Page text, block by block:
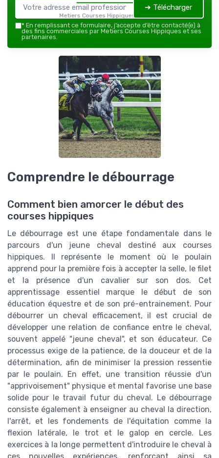
Metiers Courses Hippiques — 2026
➔ Télécharger
* En remplissant ce formulaire, j’accepte d’être contacté(e) à
des fins commerciales par Metiers Courses Hippiques et ses
partenaires.
Comprendre le débourrage
Comment bien amorcer le début des
courses hippiques
Le débourrage est une étape fondamentale dans le
parcours d'un jeune cheval destiné aux courses
hippiques. Il représente le moment où le poulain
apprend pour la première fois à accepter la selle, le filet
et la présence d'un cavalier sur son dos. Cet
apprentissage essentiel marque le début de son
éducation équestre et de son pré-entrainement. Pour
débourrer un cheval efficacement, il est crucial de
développer une relation de confiance entre le cheval,
souvent appelé "jeune cheval", et son éducateur. Ce
processus exige de la patience, de la douceur et de la
détermination, afin de minimiser la pression ressentie
par le poulain. En effet, une transition réussie d'un
"apprivoisement" physique et mental favorise une base
solide pour le travail futur du cheval. Le débourrage
consiste également à enseigner au cheval la direction,
l'arrêt, et les fondements de l'équitation comme la
flexion latérale, le trot et le galop en cercle. Les
exercices à la longe permettent d'introduire le cheval à